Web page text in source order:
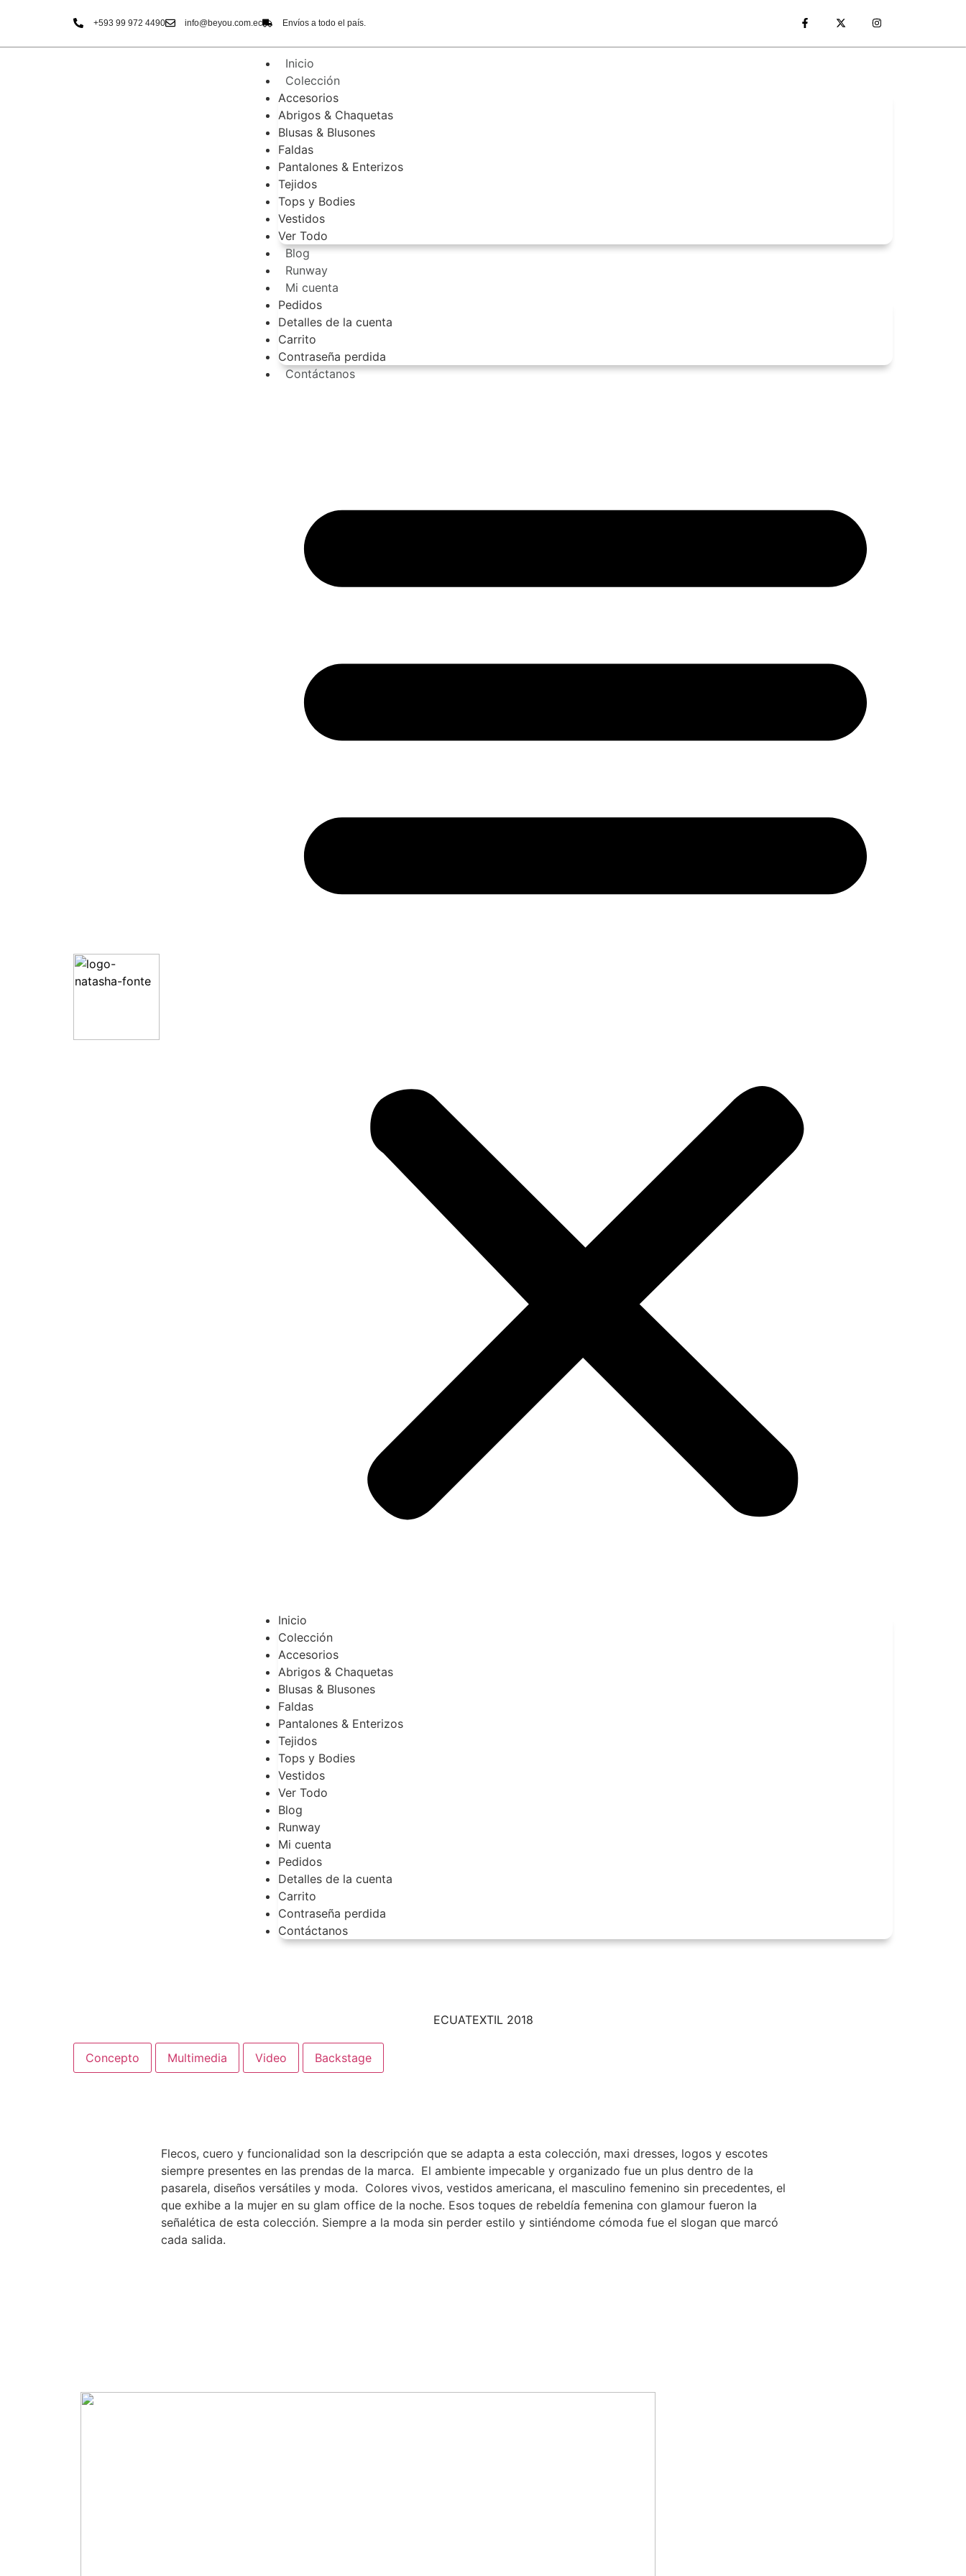
‭+593 99 972 4490‬ info@beyou.com.ec Envíos a todo el país.
Inicio
Colección
Accesorios
Abrigos & Chaquetas
Blusas & Blusones
Faldas
Pantalones & Enterizos
Tejidos
Tops y Bodies
Vestidos
Ver Todo
Blog
Runway
Mi cuenta
Pedidos
Detalles de la cuenta
Carrito
Contraseña perdida
Contáctanos
Inicio
Colección
Accesorios
Abrigos & Chaquetas
Blusas & Blusones
Faldas
Pantalones & Enterizos
Tejidos
Tops y Bodies
Vestidos
Ver Todo
Blog
Runway
Mi cuenta
Pedidos
Detalles de la cuenta
Carrito
Contraseña perdida
Contáctanos
ECUATEXTIL 2018
Concepto Multimedia Video Backstage
Flecos, cuero y funcionalidad son la descripción que se adapta a esta colección, maxi dresses, logos y escotes
siempre presentes en las prendas de la marca. El ambiente impecable y organizado fue un plus dentro de la
pasarela, diseños versátiles y moda. Colores vivos, vestidos americana, el masculino femenino sin precedentes, el
que exhibe a la mujer en su glam office de la noche. Esos toques de rebeldía femenina con glamour fueron la
señalética de esta colección. Siempre a la moda sin perder estilo y sintiéndome cómoda fue el slogan que marcó
cada salida.